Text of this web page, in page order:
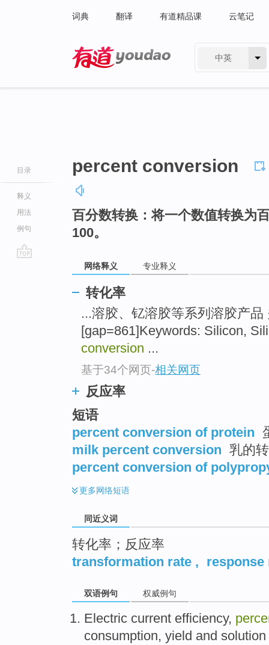
词典 翻译 有道精品课 云笔记
中英
目录
释义
用法
例句
percent conversion
百分数转换：将一个数值转换为
100。
网络释义 专业释义
转化率
...溶胶、钇溶胶等系列溶胶产
[gap=861]Keywords: Silicon,
conversion ...
基于34个网页-相关网页
反应率
短语
percent conversion of protein
milk percent conversion 乳的
percent conversion of
更多网络短语
同近义词
转化率；反应率
transformation rate , response
双语例句 权威例句
Electric current efficiency,
consumption, yield and solution